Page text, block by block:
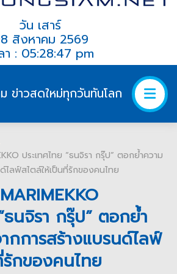
วัน เสาร์
สิงหาคม 2569
า : 05:28:47 pm
ข่าวสดใหม่ทุกวันทันโลก
ประเทศไทย “ธนจิรา กรุ๊ป” ตอกย้ำความ
ไลฟ์สไตล์ให้เป็นที่รักของคนไทย
ธนจิรา กรุ๊ป” ตอกย้ำ
กการสร้างแบรนด์ไลฟ์
รักของคนไทย